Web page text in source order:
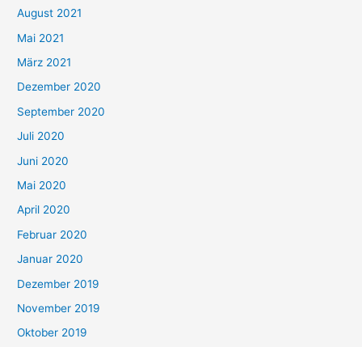
August 2021
Mai 2021
März 2021
Dezember 2020
September 2020
Juli 2020
Juni 2020
Mai 2020
April 2020
Februar 2020
Januar 2020
Dezember 2019
November 2019
Oktober 2019